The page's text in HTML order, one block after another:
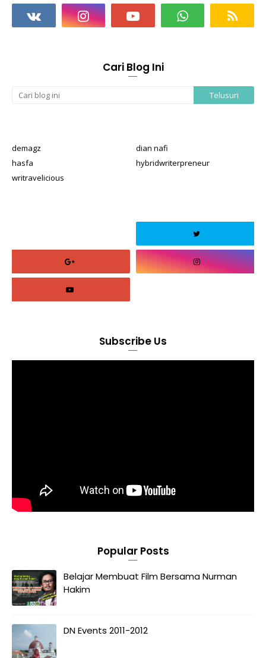
Cari Blog Ini
demagz
dian nafi
hasfa
hybridwriterpreneur
writravelicious
Subscribe Us
Popular Posts
Belajar Membuat Film Bersama Nurman
Hakim
DN Events 2011-2012